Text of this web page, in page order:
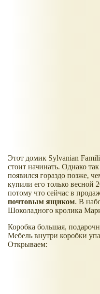
Этот домик Sylvanian
стоит начинать. Однако
появился гораздо позже,
купили его только весной
потому что сейчас в
почтовым ящиком. В
Шоколадного кролика
Коробка большая,
Мебель внутри коробки
Открываем: